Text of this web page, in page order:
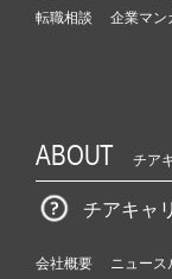
転職相談
企業マン
ABOUT チア
チアキャ
会社概要 ニュース